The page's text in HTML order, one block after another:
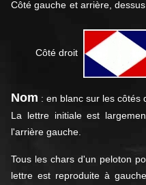
Côté gauche et arrière,
Côté droit
Nom : en blanc sur les côtés
La lettre initiale est
l'arrière gauche.
Tous les chars d'un peloton
lettre est reproduite à